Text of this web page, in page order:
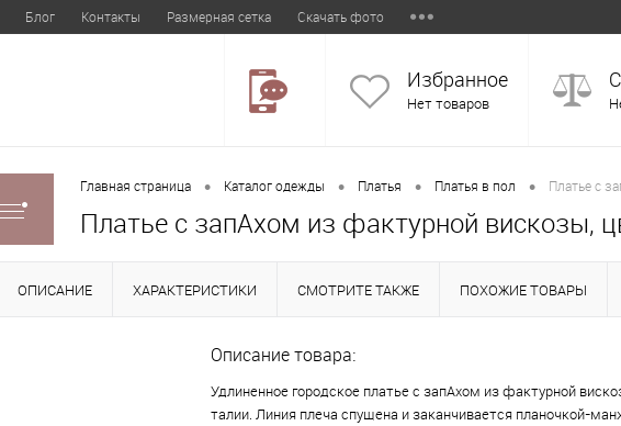
Блог Контакты Размерная сетка Скачать фото
Избранное
Нет товаров
Главная страница • Каталог одежды • Платья • Платья в пол • Платье с
Платье с запАхом из фактурной вискозы,
ОПИСАНИЕ ХАРАКТЕРИСТИКИ СМОТРИТЕ ТАКЖЕ ПОХОЖИЕ ТОВАРЫ
Описание товара:
Удлиненное городское платье с запАхом из фактурной
талии. Линия плеча спущена и заканчивается планочкой-